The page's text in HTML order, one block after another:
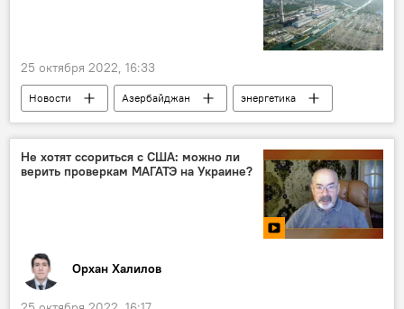
25 октября 2022, 16:33
Новости Азербайджан
энергетика
ТЭС "Азербайджан"
Модернизация
Не хотят ссориться с США: можно ли
верить проверкам МАГАТЭ на Украине?
Орхан Халилов